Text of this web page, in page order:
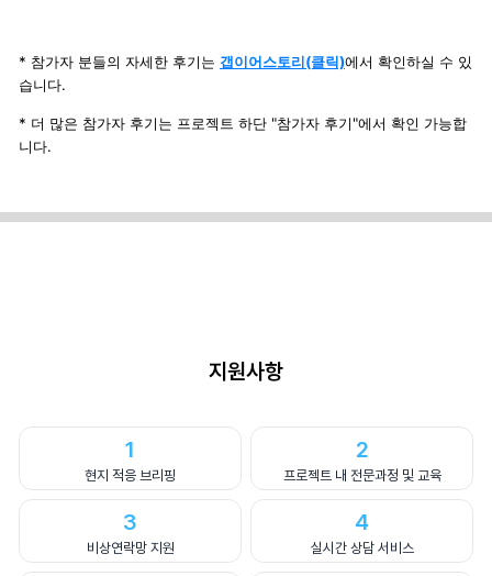
* 참가자 분들의 자세한 후기는 갭이어스토리(클릭)에서 확인하실 수 있
습니다.
* 더 많은 참가자 후기는 프로젝트 하단 "참가자 후기"에서 확인 가능합
니다.
지원사항
1
현지 적응 브리핑
2
프로젝트 내 전문과정 및 교육
3
비상연락망 지원
4
실시간 상담 서비스